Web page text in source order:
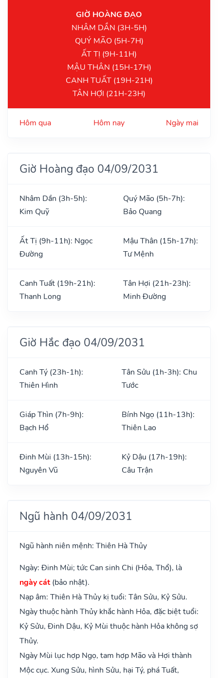
GIỜ HOÀNG ĐẠO
NHÂM DẦN (3H-5H)
QUÝ MÃO (5H-7H)
ẤT TỊ (9H-11H)
MẬU THÂN (15H-17H)
CANH TUẤT (19H-21H)
TÂN HỢI (21H-23H)
Hôm qua Hôm nay Ngày mai
Giờ Hoàng đạo 04/09/2031
Nhâm Dần (3h-5h):
Kim Quỹ
Quý Mão (5h-7h):
Bảo Quang
Ất Tị (9h-11h): Ngọc
Đường
Mậu Thân (15h-17h):
Tư Mệnh
Canh Tuất (19h-21h):
Thanh Long
Tân Hợi (21h-23h):
Minh Đường
Giờ Hắc đạo 04/09/2031
Canh Tý (23h-1h):
Thiên Hình
Tân Sửu (1h-3h): Chu
Tước
Giáp Thìn (7h-9h):
Bạch Hổ
Bính Ngọ (11h-13h):
Thiên Lao
Đinh Mùi (13h-15h):
Nguyên Vũ
Kỷ Dậu (17h-19h):
Câu Trận
Ngũ hành 04/09/2031
Ngũ hành niên mệnh: Thiên Hà Thủy
Ngày: Đinh Mùi; tức Can sinh Chi (Hỏa, Thổ), là
ngày cát(bảo nhật).
Nạp âm: Thiên Hà Thủy kị tuổi: Tân Sửu, Kỷ Sửu.
Ngày thuộc hành Thủy khắc hành Hỏa, đặc biệt tuổi:
Kỷ Sửu, Đinh Dậu, Kỷ Mùi thuộc hành Hỏa không sợ
Thủy.
Ngày Mùi lục hợp Ngọ, tam hợp Mão và Hợi thành
Mộc cục. Xung Sửu, hình Sửu, hại Tý, phá Tuất,